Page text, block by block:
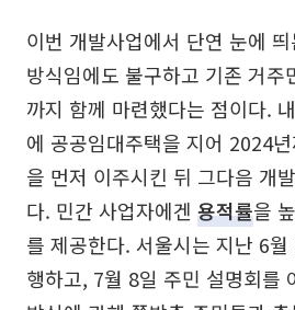
이번 개발사업에서 단연 눈에
방식임에도 불구하고 기존 거주
까지 함께 마련했다는 점이다.
에 공공임대주택을 지어 2024
을 먼저 이주시킨 뒤 그다음 개
다. 민간 사업자에겐 용적률을
를 제공한다. 서울시는 지난 6
행하고, 7월 8일 주민 설명회를